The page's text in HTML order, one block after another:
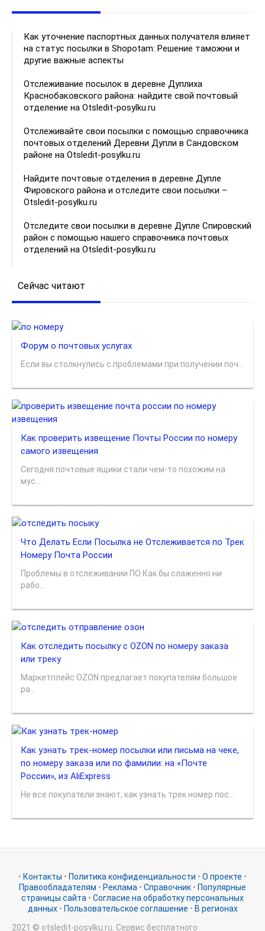
Как уточнение паспортных данных получателя влияет
на статус посылки в Shopotam: Решение таможни и
другие важные аспекты
Отслеживание посылок в деревне Дуплиха
Краснобаковского района: найдите свой почтовый
отделение на Otsledit-posylku.ru
Отслеживайте свои посылки с помощью справочника
почтовых отделений Деревни Дупли в Сандовском
районе на Otsledit-posylku.ru
Найдите почтовые отделения в деревне Дупле
Фировского района и отследите свои посылки –
Otsledit-posylku.ru
Отследите свои посылки в деревне Дупле Спировский
район с помощью нашего справочника почтовых
отделений на Otsledit-posylku.ru
Сейчас читают
Форум о почтовых услугах
Если вы столкнулись с проблемами при получении поч...
Как проверить извещение Почты России по номеру
самого извещения
Сегодня почтовые ящики стали чем-то похожим на
мус...
Что Делать Если Посылка не Отслеживается по Трек
Номеру Почта России
Проблемы в отслеживании ПО Как бы слаженно ни
рабо...
Как отследить посылку с OZON по номеру заказа
или треку
Маркетплейс OZON предлагает покупателям большое
ра...
Как узнать трек-номер посылки или письма на чеке,
по номеру заказа или по фамилии: на «Почте
России», из AliExpress
Не все покупатели знают, как узнать трек номер пос...
• Контакты • Политика конфиденциальности • О проекте •
Правообладателям • Реклама • Справочник • Популярные
страницы сайта • Согласие на обработку персональных
данных• Пользовательское соглашение • В регионах
2021 © otsledit-posylku.ru. Сервис бесплатного